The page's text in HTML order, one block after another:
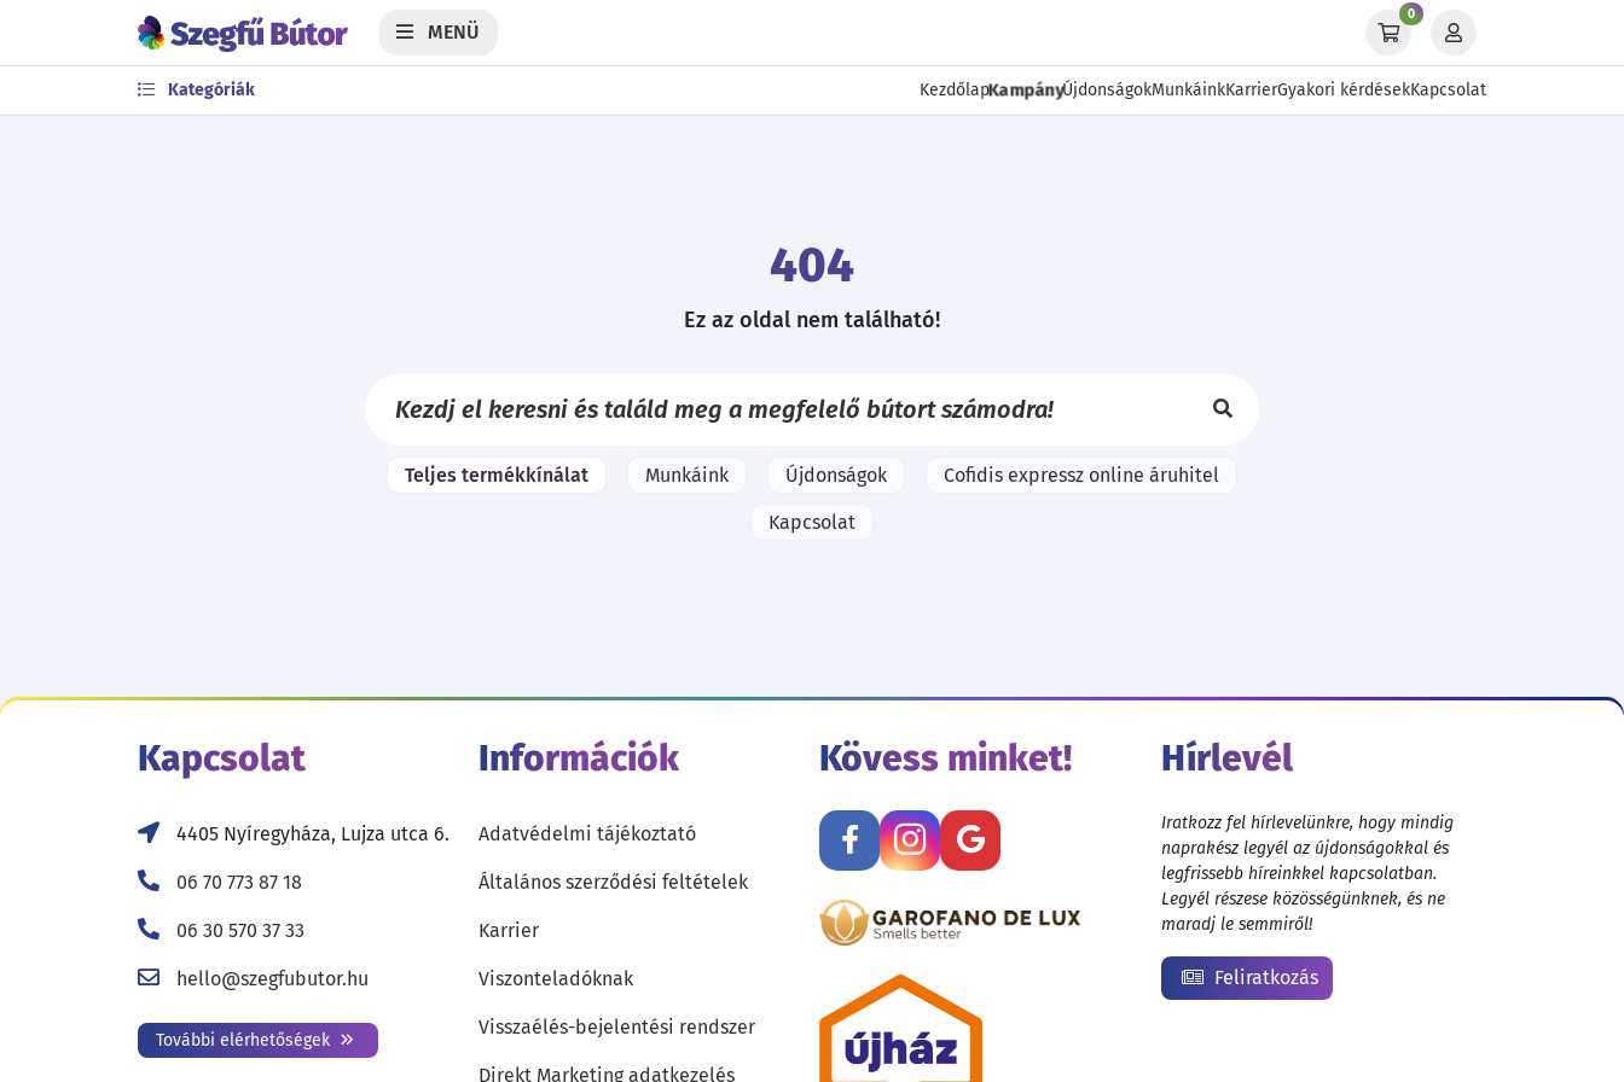
MENÜ
0
Kategóriák KezdőlapKampányÚjdonságokMunkáinkKarrierGyakori kérdésekKapcsolat
404
Ez az oldal nem található!
Teljes termékkínálat Munkáink Újdonságok Cofidis expressz online áruhitel
Kapcsolat
Kapcsolat
4405 Nyíregyháza, Lujza utca 6.
06 70 773 87 18
06 30 570 37 33
hello@szegfubutor.hu
További elérhetőségek
Információk
Adatvédelmi tájékoztató
Általános szerződési feltételek
Karrier
Viszonteladóknak
Visszaélés-bejelentési rendszer
Direkt Marketing adatkezelés
Kövess minket! Hírlevél
Iratkozz fel hírlevelünkre, hogy mindig
naprakész legyél az újdonságokkal és
legfrissebb híreinkkel kapcsolatban.
Legyél részese közösségünknek, és ne
maradj le semmiről!
Feliratkozás